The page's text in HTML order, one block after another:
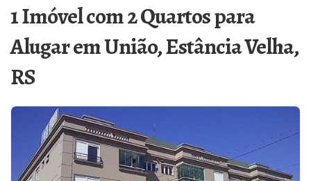
1 Imóvel com 2 Quartos para
Alugar em União, Estância Velha,
RS